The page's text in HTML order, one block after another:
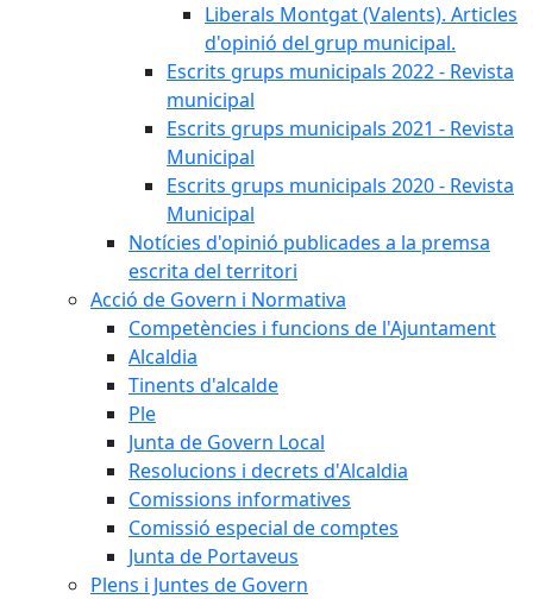
Liberals Montgat (Valents). Articles
d'opinió del grup municipal.
Escrits grups municipals 2022 - Revista
municipal
Escrits grups municipals 2021 - Revista
Municipal
Escrits grups municipals 2020 - Revista
Municipal
Notícies d'opinió publicades a la premsa
escrita del territori
Acció de Govern i Normativa
Competències i funcions de l'Ajuntament
Alcaldia
Tinents d'alcalde
Ple
Junta de Govern Local
Resolucions i decrets d'Alcaldia
Comissions informatives
Comissió especial de comptes
Junta de Portaveus
Plens i Juntes de Govern